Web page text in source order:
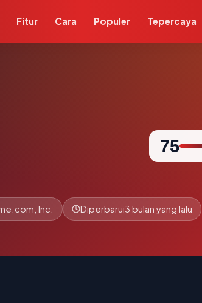
Fitur Cara Populer Tepercaya
75
Inc. Diperbarui3 bulan yang lalu